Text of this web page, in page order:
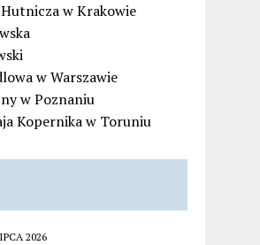
w Krakowie
w Warszawie
w Poznaniu
Kopernika w Toruniu
2026